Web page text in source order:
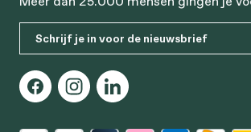
Schrijf je in voor de nieuwsbrief